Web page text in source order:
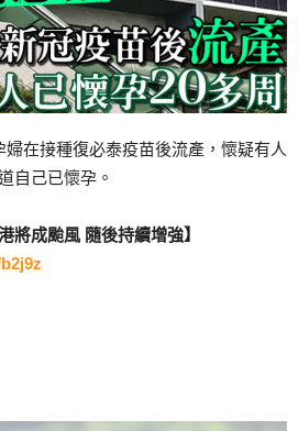
在接種復必泰疫苗後流產，懷疑有人
自己已懷孕。
將成颱風 隨後持續增強】